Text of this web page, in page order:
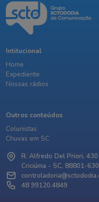
Intitucional
Home
Expediente
Nossas rádios
Outros conteúdos
Colunistas
Chuvas em SC
R. Alfredo Del Priori,
Criciúma - SC, 88801-630
48 99120.4849